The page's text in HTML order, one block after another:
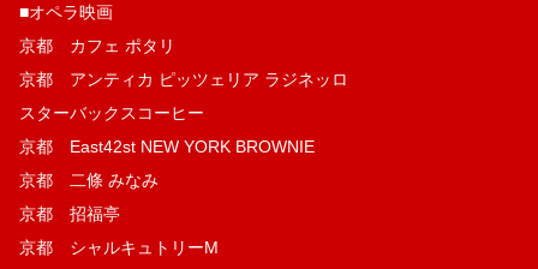
■オペラ映画
京都 カフェ ポタリ
京都 アンティカ ピッツェリア ラジネッロ
スターバックスコーヒー
京都 East42st NEW YORK BROWNIE
京都 二條 みなみ
京都 招福亭
京都 シャルキュトリーM